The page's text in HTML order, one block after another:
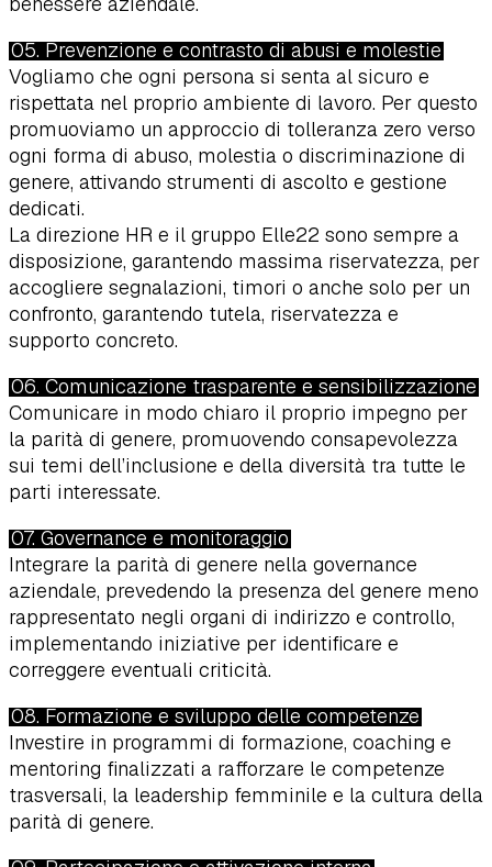
05. Prevenzione e contrasto di abusi e molestie
Vogliamo che ogni persona si senta al sicuro e
rispettata nel proprio ambiente di lavoro. Per questo
promuoviamo un approccio di tolleranza zero verso
ogni forma di abuso, molestia o discriminazione di
genere, attivando strumenti di ascolto e gestione
dedicati.
La direzione HR e il gruppo Elle22 sono sempre a
disposizione, garantendo massima riservatezza, per
accogliere segnalazioni, timori o anche solo per un
confronto, garantendo tutela, riservatezza e
supporto concreto.
06. Comunicazione trasparente e sensibilizzazione
Comunicare in modo chiaro il proprio impegno per
la parità di genere, promuovendo consapevolezza
sui temi dell’inclusione e della diversità tra tutte le
parti interessate.
07. Governance e monitoraggio
Integrare la parità di genere nella governance
aziendale, prevedendo la presenza del genere meno
rappresentato negli organi di indirizzo e controllo,
implementando iniziative per identificare e
correggere eventuali criticità.
08. Formazione e sviluppo delle competenze
Investire in programmi di formazione, coaching e
mentoring finalizzati a rafforzare le competenze
trasversali, la leadership femminile e la cultura della
parità di genere.